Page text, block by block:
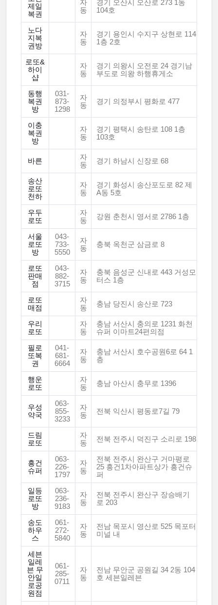
제일
복권
자
동
경기 오산시 오산로 273 1동
104호
노다
지복
권방
자
동
경기 용인시 수지구 상현로 114
1층 2호
로또&
하이
샵
자
동
경기 의왕시 오전로 24 경기남
부도로 의왕 하행휴게소
동행
복권
방
031-
873-
1298
자
동
경기 의정부시 평화로 477
이충
복권
방
자
동
경기 평택시 송탄로 108 1층
103호
바른
자
동
경기 하남시 신장로 68
송산
로또
천하
자
동
경기 화성시 송산포도로 82 제
A동 5호
우두
로또
자
동
강원 춘천시 영서로 2786 1층
서울
로또
방
043-
733-
5550
자
동
충북 옥천군 삼금로 8
로또
판매
점
043-
882-
3715
자
동
충북 음성군 신내로 443 거성모
터스 1층
로또
매점
자
동
충남 당진시 송산로 723
우리
로또
자
동
충남 서산시 충의로 1231 화천
슈퍼 이마트24편의점
필로
또복
권
041-
681-
6664
자
동
충남 서산시 호수공원6로 64 1
층
행운
로또
자
동
충남 아산시 충무로 1396
우성
약국
063-
855-
3233
자
동
전북 익산시 평동로7길 79
드림
로또
자
동
전북 전주시 덕진구 소리로 198
흥건
슈퍼
063-
226-
1797
자
동
전북 전주시 완산구 거마평로
25 흥건1차아파트상가 흥건슈
퍼
일등
로또
방
063-
236-
9183
자
동
전북 전주시 완산구 장승배기
로 203
송도
하우
스
061-
272-
5840
자
동
전남 목포시 영산로 525 목포터
미널 내
세븐
일레
븐 무
안일
로공
원점
061-
285-
0711
자
동
전남 무안군 공원길 34 2동 104
호 세븐일레븐